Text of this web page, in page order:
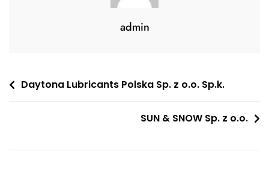
admin
Nawigacja
Daytona Lubricants Polska Sp. z o.o. Sp.k.
SUN & SNOW Sp. z o.o.